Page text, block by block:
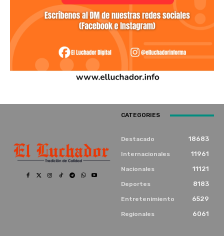
CATEGORIES
Destacado 18683
Internacionales 11961
Nacionales 11121
Deportes 8183
Entretenimiento 6529
Regionales 6061